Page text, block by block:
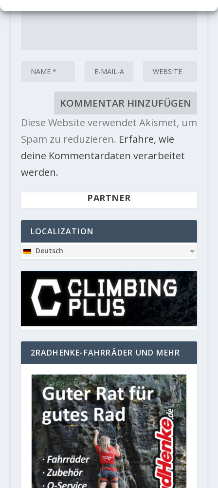
Diese Website verwendet Akismet, um
Spam zu reduzieren. Erfahre, wie
deine Kommentardaten verarbeitet
werden.
PARTNER
LOCALIZATION
Deutsch
2RADHENKE-FAHRRÄDER UND MEHR